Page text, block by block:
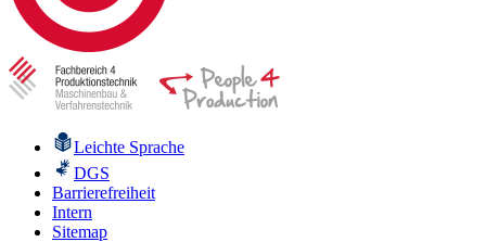
Leichte Sprache
DGS
Barrierefreiheit
Intern
Sitemap